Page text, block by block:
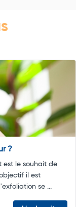
?
le souhait de
il est
se ...